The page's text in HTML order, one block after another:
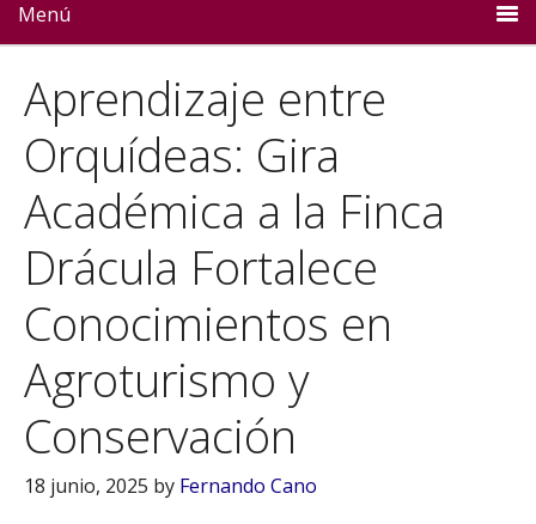
Menú
Aprendizaje entre
Orquídeas: Gira
Académica a la Finca
Drácula Fortalece
Conocimientos en
Agroturismo y
Conservación
18 junio, 2025 by Fernando Cano